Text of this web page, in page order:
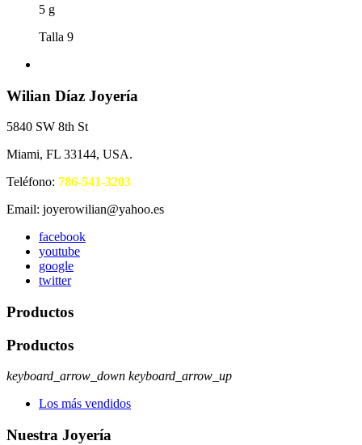
5 g
Talla 9
Wilian Díaz Joyería
5840 SW 8th St
Miami, FL 33144, USA.
Teléfono: 786-541-3203
Email: joyerowilian@yahoo.es
facebook
youtube
google
twitter
Productos
Productos
keyboard_arrow_down keyboard_arrow_up
Los más vendidos
Nuestra Joyería